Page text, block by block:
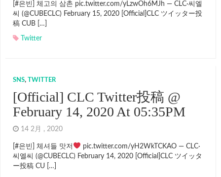
[#은빈] 체고의 삼촌 pic.twitter.com/yLzwOh6MJh — CLC·씨엘
씨 (@CUBECLC) February 15, 2020 [Official]CLC ツイッター投
稿 CUB […]
Twitter
SNS, TWITTER
[Official] CLC Twitter投稿 @
February 14, 2020 At 05:35PM
14 2月 , 2020
[#은빈] 체셔들 맛저
pic.twitter.com/yH2WkTCKAO — CLC·
씨엘씨 (@CUBECLC) February 14, 2020 [Official]CLC ツイッタ
ー投稿 CU […]